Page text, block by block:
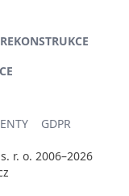
REKONSTRUKCE
GDPR
r. o. 2006–2026